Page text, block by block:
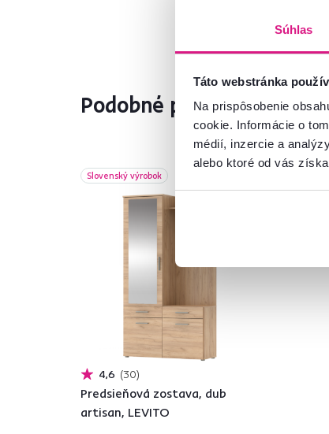
Súhlas
Táto webstránka
Na prispôsobenie
cookie. Informácie o
médií, inzercie a
alebo ktoré od vás
Podobné produkty
Slovenský výrobok
4,6 30
Predsieňová zostava, dub
artisan, LEVITO